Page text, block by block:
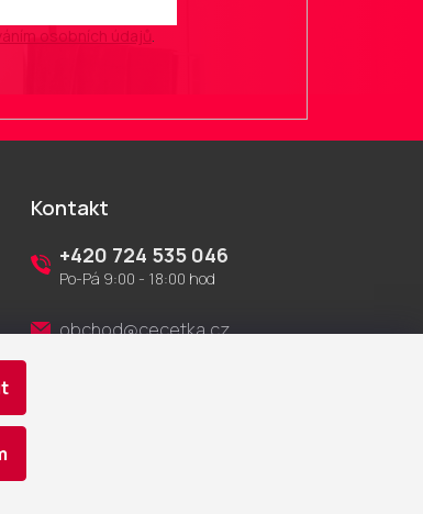
osobních údajů.
Kontakt
+420 724 535 046
Po-Pá 9:00 - 18:00 hod
obchod@cecetka.cz